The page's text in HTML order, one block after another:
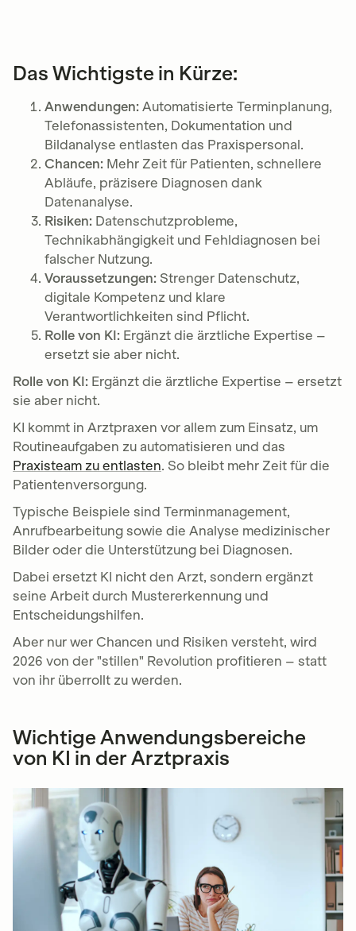
Das Wichtigste in Kürze:
Anwendungen: Automatisierte Terminplanung,
Telefonassistenten, Dokumentation und
Bildanalyse entlasten das Praxispersonal.
Chancen: Mehr Zeit für Patienten, schnellere
Abläufe, präzisere Diagnosen dank
Datenanalyse.
Risiken: Datenschutzprobleme,
Technikabhängigkeit und Fehldiagnosen bei
falscher Nutzung.
Voraussetzungen: Strenger Datenschutz,
digitale Kompetenz und klare
Verantwortlichkeiten sind Pflicht.
Rolle von KI: Ergänzt die ärztliche Expertise –
ersetzt sie aber nicht.
Rolle von KI: Ergänzt die ärztliche Expertise – ersetzt
sie aber nicht.
KI kommt in Arztpraxen vor allem zum Einsatz, um
Routineaufgaben zu automatisieren und das
Praxisteam zu entlasten. So bleibt mehr Zeit für die
Patientenversorgung.
Typische Beispiele sind Terminmanagement,
Anrufbearbeitung sowie die Analyse medizinischer
Bilder oder die Unterstützung bei Diagnosen.
Dabei ersetzt KI nicht den Arzt, sondern ergänzt
seine Arbeit durch Mustererkennung und
Entscheidungshilfen.
Aber nur wer Chancen und Risiken versteht, wird
2026 von der "stillen" Revolution profitieren – statt
von ihr überrollt zu werden.
Wichtige Anwendungsbereiche
von KI in der Arztpraxis